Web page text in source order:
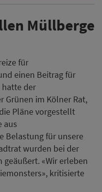
Müllberge
für
einen Beitrag für
der
Grünen im Kölner Rat,
Pläne vorgestellt
aus
Belastung für unsere
wurden bei der
«Wir erleben
kritisierte